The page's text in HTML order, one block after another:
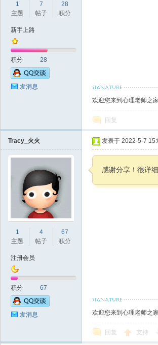
1
主题
7
帖子
28
积分
新手上路
积分 28
发消息
欢迎您来到心理老师之
回复
Tracy_火火
1
主题
4
帖子
67
积分
注册会员
积分 67
发消息
发表于 2022-5-7
感谢分享！很详细
欢迎您来到心理老师之
回复 支持